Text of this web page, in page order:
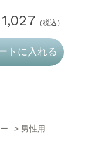
1,027 （税込）
トに入れる
> 男性用